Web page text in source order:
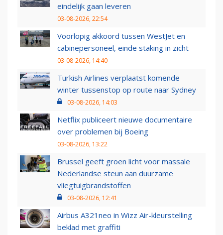
eindelijk gaan leveren
03-08-2026, 22:54
Voorlopig akkoord tussen WestJet en
cabinepersoneel, einde staking in zicht
03-08-2026, 14:40
Turkish Airlines verplaatst komende
winter tussenstop op route naar Sydney
03-08-2026, 14:03
Netflix publiceert nieuwe documentaire
over problemen bij Boeing
03-08-2026, 13:22
Brussel geeft groen licht voor massale
Nederlandse steun aan duurzame
vliegtuigbrandstoffen
03-08-2026, 12:41
Airbus A321neo in Wizz Air-kleurstelling
beklad met graffiti